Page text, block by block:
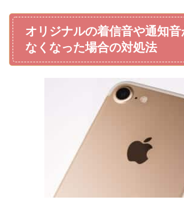
オリジナルの着信音や通知音
なくなった場合の対処法